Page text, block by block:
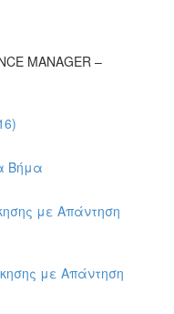
MANAGER –
Βήμα
με Απάντηση
με Απάντηση